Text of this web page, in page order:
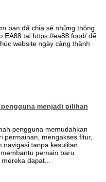
bạn đã chia sẻ những thông
EA88 tại https://ea88.food/ để
website ngày càng thành
menjadi pilihan
pengguna memudahkan
permainan, mengakses fitur,
tanpa kesulitan.
pemain baru
dapat...